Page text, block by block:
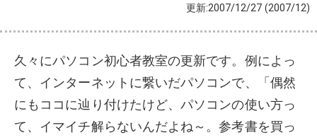
更新:2007/12/27 (2007/12)
久々にパソコン初心者教室の更新です。例によっ
て、インターネットに繋いだパソコンで、「偶然
にもココに辿り付けたけど、パソコンの使い方っ
て、イマイチ解らないんだよね～。参考書を買っ